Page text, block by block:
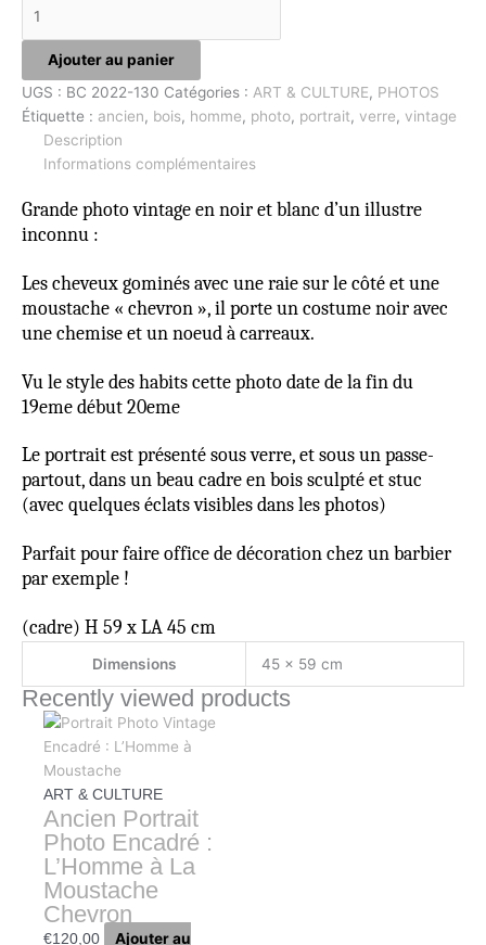
Ajouter au panier
UGS : BC 2022-130 Catégories : ART & CULTURE, PHOTOS
Étiquette : ancien, bois, homme, photo, portrait, verre, vintage
Description
Informations complémentaires
Grande photo vintage en noir et blanc d’un illustre
inconnu :
Les cheveux gominés avec une raie sur le côté et une
moustache « chevron », il porte un costume noir avec
une chemise et un noeud à carreaux.
Vu le style des habits cette photo date de la fin du
19eme début 20eme
Le portrait est présenté sous verre, et sous un passe-
partout, dans un beau cadre en bois sculpté et stuc
(avec quelques éclats visibles dans les photos)
Parfait pour faire office de décoration chez un barbier
par exemple !
(cadre) H 59 x LA 45 cm
Dimensions 45 × 59 cm
Recently viewed products
ART & CULTURE
Ancien Portrait
Photo Encadré :
L’Homme à La
Moustache
Chevron
€120,00 Ajouter au